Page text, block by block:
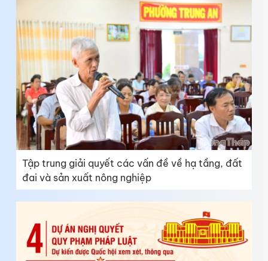
Tập trung giải quyết các vấn đề về hạ tầng, đất
đai và sản xuất nông nghiệp